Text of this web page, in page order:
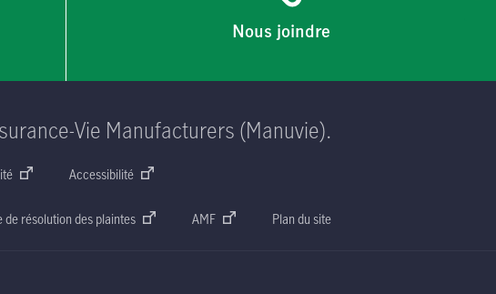
Nous joindre
Vie Manufacturers (Manuvie).
Accessibilité
de résolution des plaintes AMF Plan du site